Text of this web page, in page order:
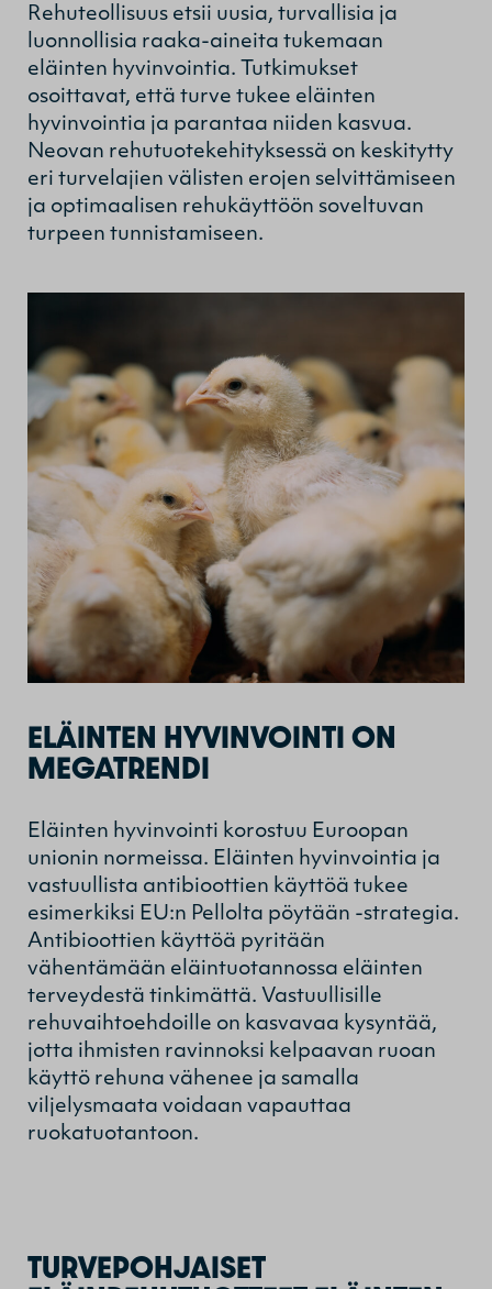
Rehuteollisuus etsii uusia, turvallisia ja
luonnollisia raaka-aineita tukemaan
eläinten hyvinvointia. Tutkimukset
osoittavat, että turve tukee eläinten
hyvinvointia ja parantaa niiden kasvua.
Neovan rehutuotekehityksessä on keskitytty
eri turvelajien välisten erojen selvittämiseen
ja optimaalisen rehukäyttöön soveltuvan
turpeen tunnistamiseen.
ELÄINTEN HYVINVOINTI ON
MEGATRENDI
Eläinten hyvinvointi korostuu Euroopan
unionin normeissa. Eläinten hyvinvointia ja
vastuullista antibioottien käyttöä tukee
esimerkiksi EU:n Pellolta pöytään -strategia.
Antibioottien käyttöä pyritään
vähentämään eläintuotannossa eläinten
terveydestä tinkimättä. Vastuullisille
rehuvaihtoehdoille on kasvavaa kysyntää,
jotta ihmisten ravinnoksi kelpaavan ruoan
käyttö rehuna vähenee ja samalla
viljelysmaata voidaan vapauttaa
ruokatuotantoon.
TURVEPOHJAISET